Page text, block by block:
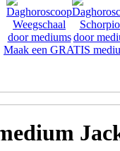
Maak een GRATIS